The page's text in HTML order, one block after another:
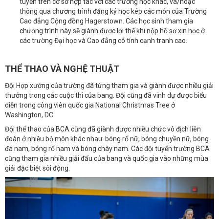
thông qua chương trình đăng ký học kép các môn của Trường
Cao đẳng Cộng đồng Hagerstown. Các học sinh tham gia
chương trình này sẽ giành được lợi thế khi nộp hồ sơ xin học ở
các trường Đại học và Cao đẳng có tính cạnh tranh cao.
THỂ THAO VÀ NGHỆ THUẬT
Đội Hợp xướng của trường đã từng tham gia và giành được nhiều giải
thưởng trong các cuộc thi của bang. Đội cũng đã vinh dự được biểu
diễn trong công viên quốc gia National Christmas Tree ở
Washington, DC.
Đội thể thao của BCA cũng đã giành được nhiều chức vô địch liên
đoàn ở nhiều bộ môn khác nhau: bóng rổ nữ, bóng chuyền nữ, bóng
đá nam, bóng rổ nam và bóng chày nam. Các đội tuyển trường BCA
cũng tham gia nhiều giải đấu của bang và quốc gia vào những mùa
giải đặc biệt sôi động.